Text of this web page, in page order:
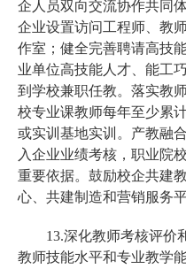
企人员双向交流协作共同
企业设置访问工程师、教
作室；健全完善聘请高技
业单位高技能人才、能工
到学校兼职任教。落实教
校专业课教师每年至少累
或实训基地实训。产教融
入企业业绩考核，职业院
重要依据。鼓励校企共建
心、共建制造和营销服务
13.深化教师考核评价
教师技能水平和专业教学